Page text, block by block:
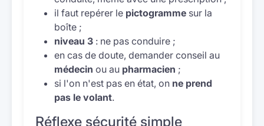
il faut repérer le pictogramme sur la
boîte ;
niveau 3 : ne pas conduire ;
en cas de doute, demander conseil au
médecin ou au pharmacien ;
si l'on n'est pas en état, on ne prend
pas le volant.
Réflexe sécurité simple